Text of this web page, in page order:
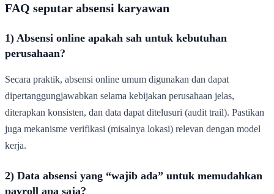
FAQ seputar absensi karyawan
1) Absensi online apakah sah untuk kebutuhan
perusahaan?
Secara praktik, absensi online umum digunakan dan dapat
dipertanggungjawabkan selama kebijakan perusahaan jelas,
diterapkan konsisten, dan data dapat ditelusuri (audit trail). Pastikan
juga mekanisme verifikasi (misalnya lokasi) relevan dengan model
kerja.
2) Data absensi yang “wajib ada” untuk memudahkan
payroll apa saja?